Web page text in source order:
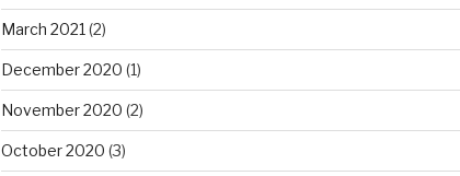
March 2021 (2)
December 2020 (1)
November 2020 (2)
October 2020 (3)